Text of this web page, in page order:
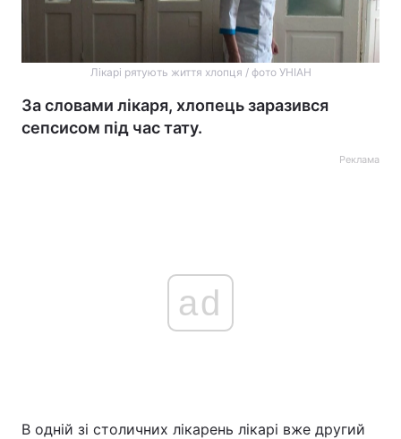
Лікарі рятують життя хлопця / фото УНІАН
За словами лікаря, хлопець заразився
сепсисом під час тату.
Реклама
ad
В одній зі столичних лікарень лікарі вже другий